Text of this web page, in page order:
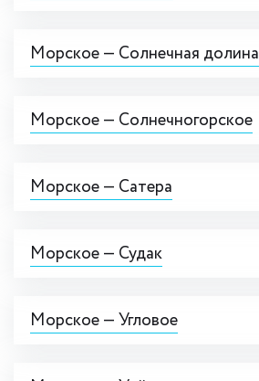
Морское — Солнечная долина
Морское — Солнечногорское
Морское — Сатера
Морское — Судак
Морское — Угловое